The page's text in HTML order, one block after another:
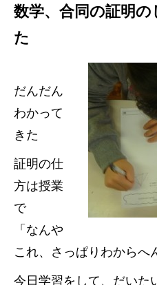
数学、合同の証明
た
だんだん
わかって
きた
証明の仕
方は授業
で
「なんや
これ、さっぱりわからへ
今日学習をして、だいた